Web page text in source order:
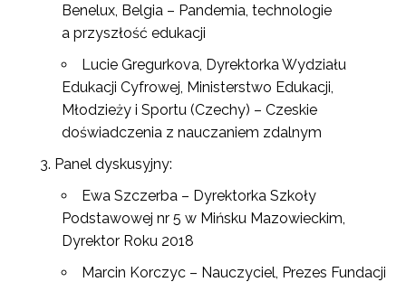
Benelux, Belgia – Pandemia, technologie
a przyszłość edukacji
Lucie Gregurkova, Dyrektorka Wydziału
Edukacji Cyfrowej, Ministerstwo Edukacji,
Młodzieży i Sportu (Czechy) – Czeskie
doświadczenia z nauczaniem zdalnym
Panel dyskusyjny:
Ewa Szczerba – Dyrektorka Szkoły
Podstawowej nr 5 w Mińsku Mazowieckim,
Dyrektor Roku 2018
Marcin Korczyc – Nauczyciel, Prezes Fundacji